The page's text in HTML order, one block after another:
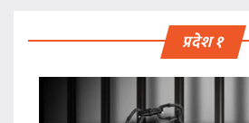
प्रदेश १